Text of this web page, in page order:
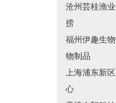
沧州芸桂渔
捞
福州伊趣生
物制品
上海浦东新
心